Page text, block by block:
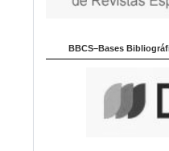
BBCS–Bases